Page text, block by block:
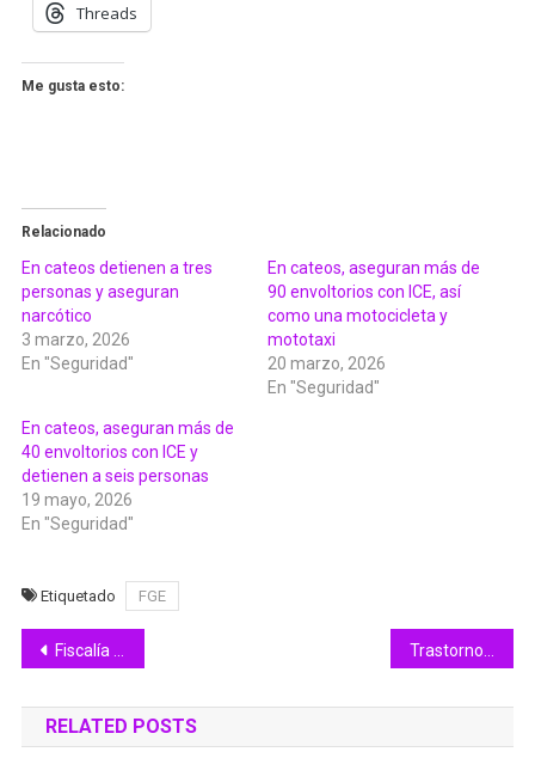
Threads
Me gusta esto:
Relacionado
En cateos detienen a tres
personas y aseguran
narcótico
3 marzo, 2026
En "Seguridad"
En cateos, aseguran más de
90 envoltorios con ICE, así
como una motocicleta y
mototaxi
20 marzo, 2026
En "Seguridad"
En cateos, aseguran más de
40 envoltorios con ICE y
detienen a seis personas
19 mayo, 2026
En "Seguridad"
Etiquetado FGE
Navegación
de
entradas
Fiscalía General del Estado cumplimenta cinco órdenes de aprehensión durante la última semana
RELATED POSTS